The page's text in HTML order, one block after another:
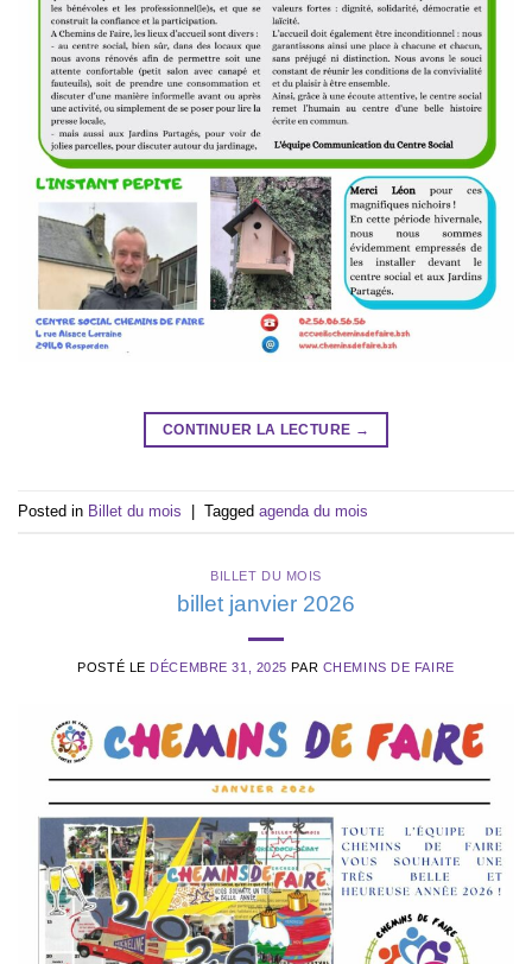
CONTINUER LA LECTURE →
Posted in Billet du mois | Tagged agenda du mois
BILLET DU MOIS
billet janvier 2026
POSTÉ LE DÉCEMBRE 31, 2025 PAR CHEMINS DE FAIRE